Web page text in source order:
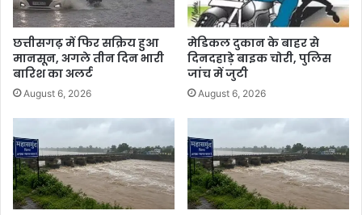
छत्तीसगढ़ में फिर सक्रिय हुआ
मानसून, अगले तीन दिन भारी
बारिश का अलर्ट
August 6, 2026
मेडिकल दुकान के बाहर से
दिनदहाड़े बाइक चोरी, पुलिस
जांच में जुटी
August 6, 2026